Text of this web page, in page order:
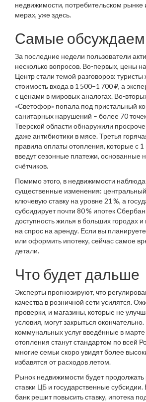
недвижимости, потребительском рынке
мерах, уже здесь.
Самые
За последние недели пользователи
несколько вопросов. Во-первых, цены
Центр стали темой разговоров:
стоимость входа в 1 500–1 700 ₽, а
с ценами в мировых аналогах. Во-
«Светофор» попала под пристальный
санитарных нарушений – более 70
Тверской области обнаружили
даже антибиотики в мясе. Третья
правила оплаты отопления, которые с
введут сезонные платежи, основанные
счётчиков.
Помимо этого, в недвижимости
существенные изменения:
ключевую ставку на уровне 21 %, а
субсидирует почти 80 % ипотек
доступность жилья в больших городах
на спрос на аренду. Если вы планируете
или оформить ипотеку, сейчас самое
детали.
Что будет дальше
Эксперты прогнозируют, что
качества в розничной сети усилятся.
проверки, и магазины, которые не
условия, могут закрыться
коммунальных услуг введённые в
отопления станут стандартом по всей
многие семьи скоро увидят более
избавятся от расходов летом.
Рынок недвижимости будет продолжать
ставки ЦБ и государственные
банк решит повысить ставку, ипотека